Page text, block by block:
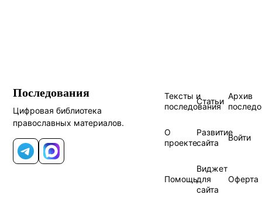
Последования
Цифровая библиотека
православных материалов.
Telegram
MAX
Тексты и
последования
Статьи
Архив
О
проекте
Развитие
сайта
Войти
Помощь
Виджет
для
сайта
Оферта